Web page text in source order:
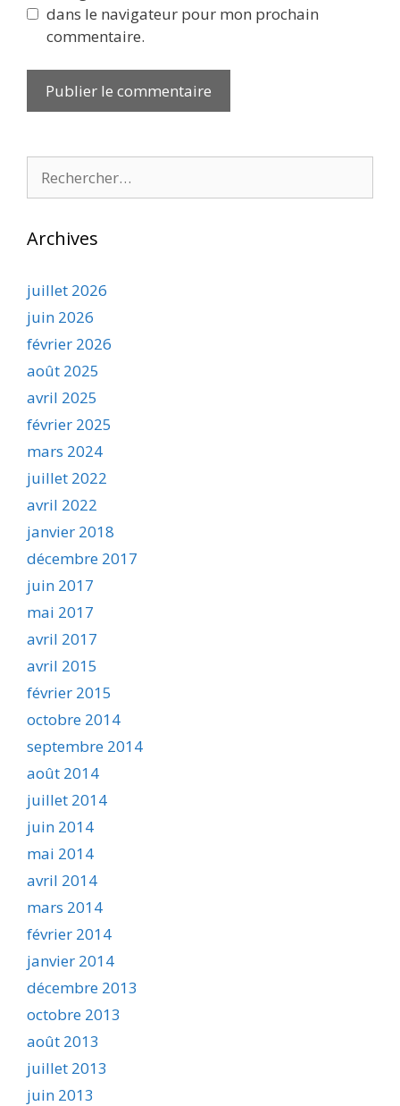
dans le navigateur pour mon prochain
commentaire.
Archives
juillet 2026
juin 2026
février 2026
août 2025
avril 2025
février 2025
mars 2024
juillet 2022
avril 2022
janvier 2018
décembre 2017
juin 2017
mai 2017
avril 2017
avril 2015
février 2015
octobre 2014
septembre 2014
août 2014
juillet 2014
juin 2014
mai 2014
avril 2014
mars 2014
février 2014
janvier 2014
décembre 2013
octobre 2013
août 2013
juillet 2013
juin 2013